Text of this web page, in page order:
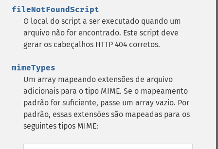
fileNotFoundScript
O local do script a ser executado quando um
arquivo não for encontrado. Este script deve
gerar os cabeçalhos HTTP 404 corretos.
mimeTypes
Um array mapeando extensões de arquivo
adicionais para o tipo MIME. Se o mapeamento
padrão for suficiente, passe um array vazio. Por
padrão, essas extensões são mapeadas para os
seguintes tipos MIME: